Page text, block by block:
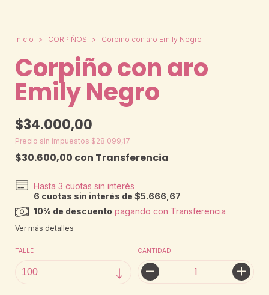
Inicio > CORPIÑOS > Corpiño con aro Emily Negro
Corpiño con aro
Emily Negro
$34.000,00
Precio sin impuestos $28.099,17
$30.600,00 con Transferencia
6 cuotas sin interés de$5.666,67
10% de descuento pagando con Transferencia
Ver más detalles
TALLE CANTIDAD